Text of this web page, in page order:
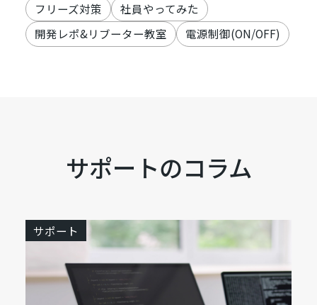
フリーズ対策
社員やってみた
開発レポ&リブーター教室
電源制御(ON/OFF)
サポートのコラム
サポート